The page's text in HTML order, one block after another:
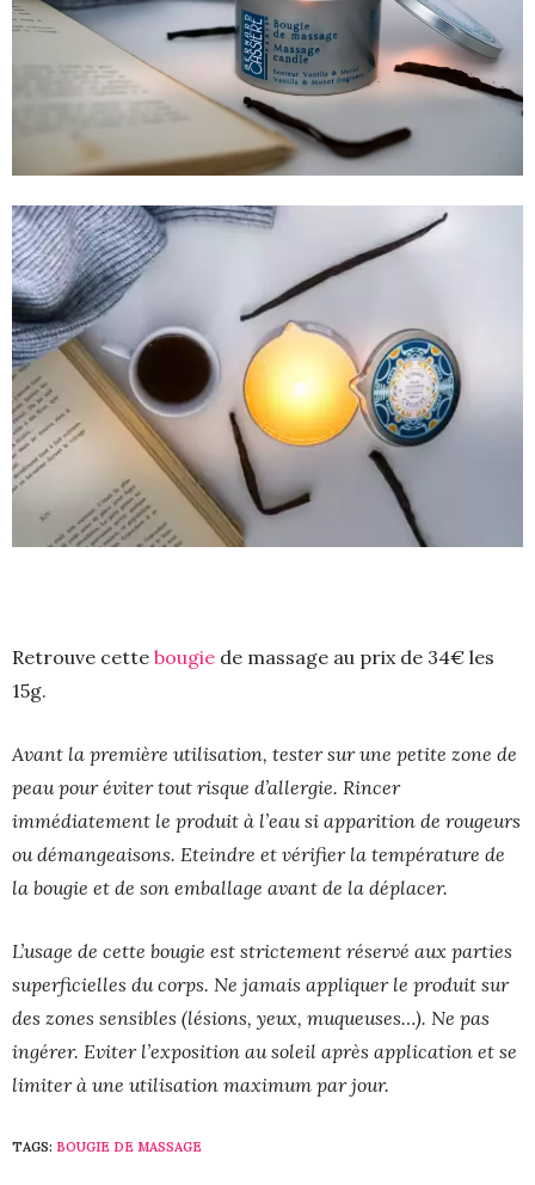
Retrouve cette bougie de massage au prix de 34€ les
15g.
Avant la première utilisation, tester sur une petite zone de
peau pour éviter tout risque d’allergie. Rincer
immédiatement le produit à l’eau si apparition de rougeurs
ou démangeaisons. Eteindre et vérifier la température de
la bougie et de son emballage avant de la déplacer.
L’usage de cette bougie est strictement réservé aux parties
superficielles du corps. Ne jamais appliquer le produit sur
des zones sensibles (lésions, yeux, muqueuses…). Ne pas
ingérer. Eviter l’exposition au soleil après application et se
limiter à une utilisation maximum par jour.
TAGS: BOUGIE DE MASSAGE